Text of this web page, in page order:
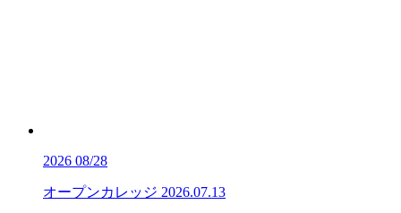
2026 08/28
オープンカレッジ 2026.07.13